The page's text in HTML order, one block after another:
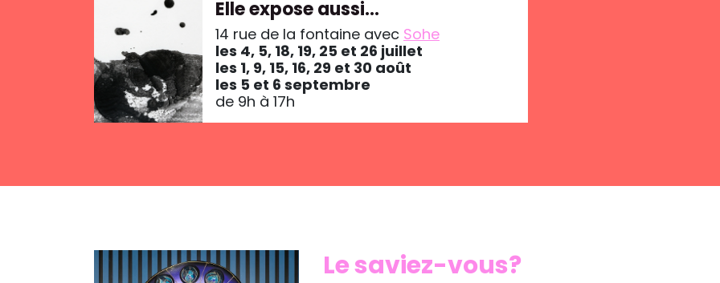
Elle expose aussi…
14 rue de la fontaine avec Sohe
les 4, 5, 18, 19, 25 et 26 juillet
les 1, 9, 15, 16, 29 et 30 août
les 5 et 6 septembre
de 9h à 17h
Le saviez-vous?